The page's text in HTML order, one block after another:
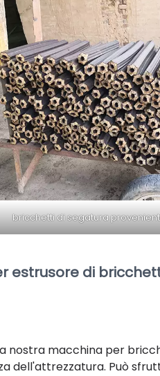
bricchetti di segatura
estrusore di
nostra macchina per
dell'attrezzatura. Può